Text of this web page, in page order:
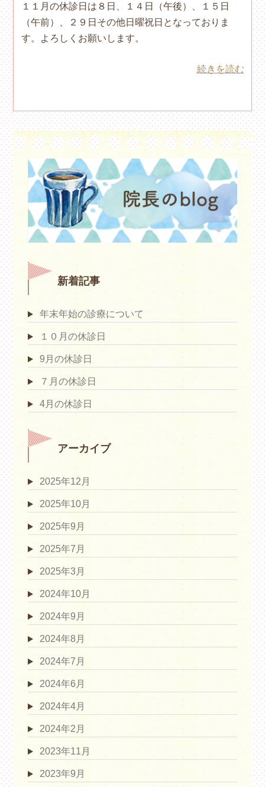
１１月の休診日は８日、１４日（午後）、１５日
（午前）、２９日その他日曜祝日となっておりま
す。よろしくお願いします。
続きを読む
新着記事
年末年始の診療について
１０月の休診日
9月の休診日
７月の休診日
4月の休診日
アーカイブ
2025年12月
2025年10月
2025年9月
2025年7月
2025年3月
2024年10月
2024年9月
2024年8月
2024年7月
2024年6月
2024年4月
2024年2月
2023年11月
2023年9月